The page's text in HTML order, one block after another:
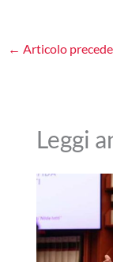
← Articolo
Leggi